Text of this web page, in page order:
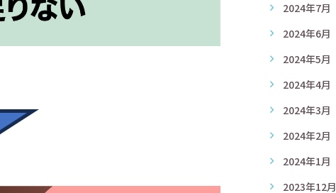
2024年7月
2024年6月
2024年5月
2024年4月
2024年3月
2024年2月
2024年1月
2023年12月